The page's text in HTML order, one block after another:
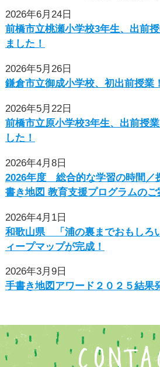
2026年6月24日
前橋市立桃瀬小学校3年生、出前
ました！
2026年5月26日
鎌倉市立御成小学校、初出前授業！
2026年5月22日
前橋市立原小学校3年生、出前授
した！
2026年4月8日
2026年度 総合的な学習の時間／
書き地図 教育⽀援プログラムのご
2026年4月1日
和歌山県 「浦の裏までおもしろ
ィープマップが完成！
2026年3月9日
手書き地図アワード２０２５結果